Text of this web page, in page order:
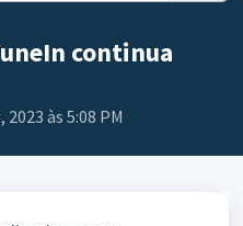
continua
às 5:08 PM